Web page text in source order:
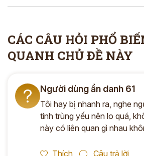
CÁC CÂU HỎI PHỔ
QUANH CHỦ ĐỀ NÀY
? Người dùng ẩn danh 61
Tôi hay bị nhanh ra, nghe
tinh trùng yếu nên lo quá,
này có liên quan gì nhau
Thích Câu trả lời